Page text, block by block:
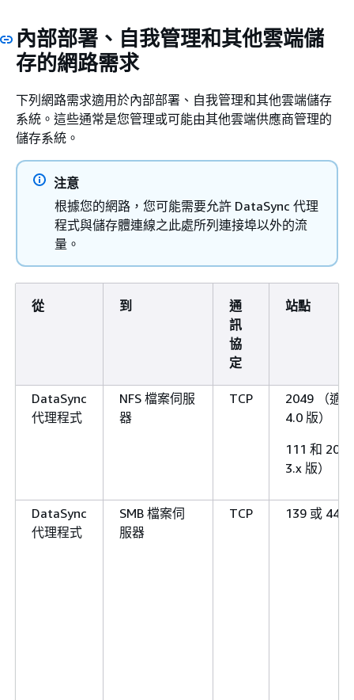
內部部署、自我管理和其他雲端儲
存的網路需求
下列網路需求適用於內部部署、自我管理和其他雲端儲存
系統。這些通常是您管理或可能由其他雲端供應商管理的
儲存系統。
注意
根據您的網路，您可能需要允許 DataSync 代理
程式與儲存體連線之此處所列連接埠以外的流
量。
從 到
通
訊
協
定
站點
DataSync
代理程式
NFS 檔案伺服
器
TCP
2049 （適
4.0 版）
111 和
3.x 版）
DataSync
代理程式
SMB 檔案伺
服器
TCP 139 或 445